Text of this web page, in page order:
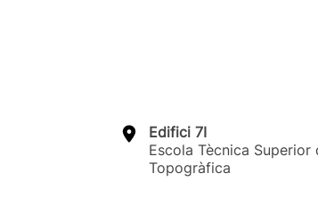
Edifici 7I
Escola Tècnica
Topogràfica